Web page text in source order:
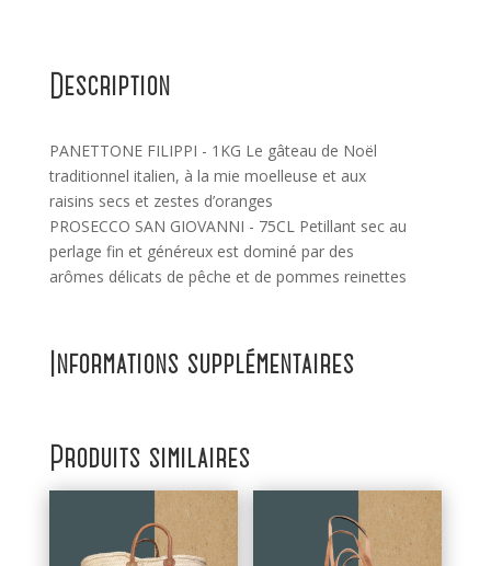
Description
PANETTONE FILIPPI - 1KG Le gâteau de Noël
traditionnel italien, à la mie moelleuse et aux
raisins secs et zestes d’oranges
PROSECCO SAN GIOVANNI - 75CL Petillant sec au
perlage fin et généreux est dominé par des
arômes délicats de pêche et de pommes reinettes
Informations supplémentaires
Produits similaires